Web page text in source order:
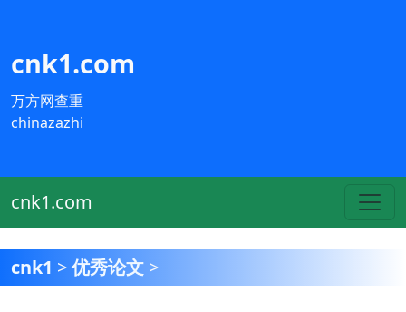
cnk1.com
万方网查重
chinazazhi
cnk1.com
cnk1 >优秀论文 >